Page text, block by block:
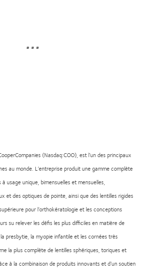
# # #
(Nasdaq:COO), est l’un des principaux
au monde. L’entreprise produit une gamme complète
usage unique, bimensuelles et mensuelles,
et des optiques de pointe, ainsi que des lentilles rigides
pour l’orthokératologie et les conceptions
su relever les défis les plus difficiles en matière de
presbytie, la myopie infantile et les cornées très
la plus complète de lentilles sphériques, toriques et
à la combinaison de produits innovants et d’un soutien